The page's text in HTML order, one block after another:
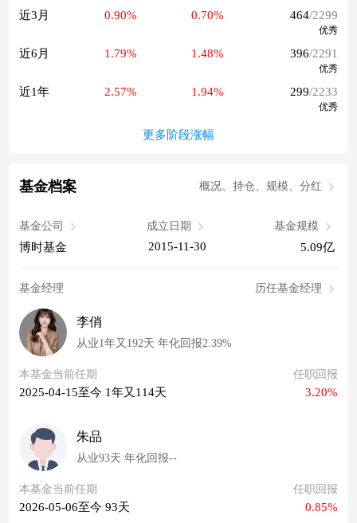
近3月 0.90% 0.70% 464/2299
优秀
近6月 1.79% 1.48% 396/2291
优秀
近1年 2.57% 1.94% 299/2233
优秀
更多阶段涨幅
基金档案 概况、持仓、规模、分红
基金公司
博时基金
成立日期
2015-11-30
基金规模
5.09亿
基金经理 历任基金经理
李俏
从业1年又192天 年化回报2.39%
本基金当前任期
2025-04-15至今 1年又114天
任职回报
3.20%
朱品
从业93天 年化回报--
本基金当前任期
2026-05-06至今 93天
任职回报
0.85%